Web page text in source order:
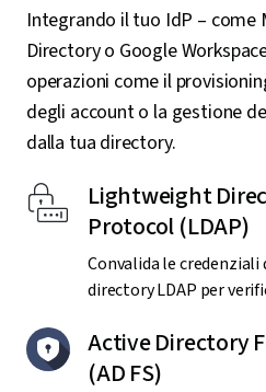
Integrando il tuo IdP – come
Directory o Google
operazioni come il
degli account o la gestione
dalla tua directory.
Lightweight
Protocol (LDAP)
Convalida le
directory LDAP per
Active Directory
(AD FS)